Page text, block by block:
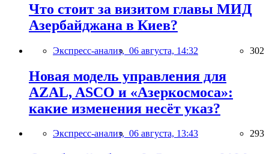
Что стоит за визитом главы МИД
Азербайджана в Киев?
Экспресс-анализ, 06 августа, 14:32 302
Новая модель управления для
AZAL, ASCO и «Азеркосмоса»:
какие изменения несёт указ?
Экспресс-анализ, 06 августа, 13:43 293